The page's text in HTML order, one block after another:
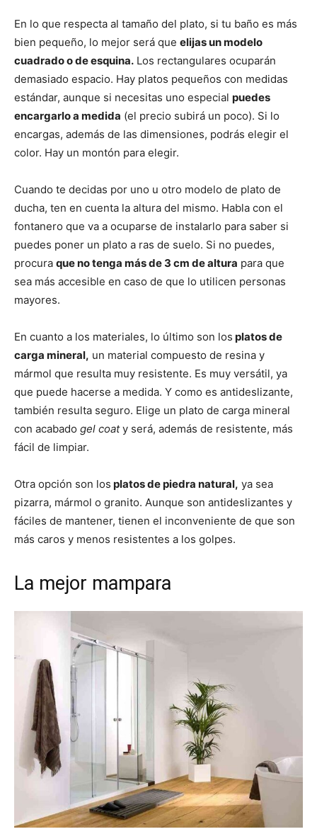
En lo que respecta al tamaño del plato, si tu baño es más
bien pequeño, lo mejor será que elijas un modelo
cuadrado o de esquina. Los rectangulares ocuparán
demasiado espacio. Hay platos pequeños con medidas
estándar, aunque si necesitas uno especial puedes
encargarlo a medida (el precio subirá un poco). Si lo
encargas, además de las dimensiones, podrás elegir el
color. Hay un montón para elegir.
Cuando te decidas por uno u otro modelo de plato de
ducha, ten en cuenta la altura del mismo. Habla con el
fontanero que va a ocuparse de instalarlo para saber si
puedes poner un plato a ras de suelo. Si no puedes,
procura que no tenga más de 3 cm de altura para que
sea más accesible en caso de que lo utilicen personas
mayores.
En cuanto a los materiales, lo último son los platos de
carga mineral, un material compuesto de resina y
mármol que resulta muy resistente. Es muy versátil, ya
que puede hacerse a medida. Y como es antideslizante,
también resulta seguro. Elige un plato de carga mineral
con acabado gel coaty será, además de resistente, más
fácil de limpiar.
Otra opción son los platos de piedra natural, ya sea
pizarra, mármol o granito. Aunque son antideslizantes y
fáciles de mantener, tienen el inconveniente de que son
más caros y menos resistentes a los golpes.
La mejor mampara